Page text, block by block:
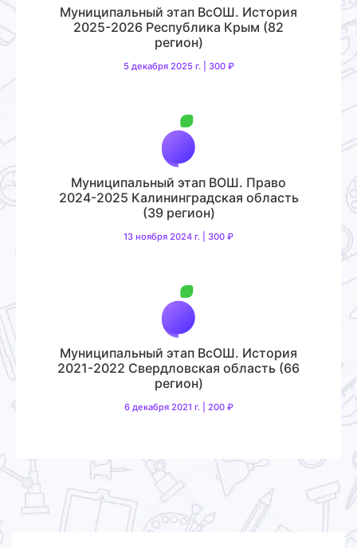
Муниципальный этап ВсОШ. История
2025-2026 Республика Крым (82
регион)
5 декабря 2025 г. | 300 ₽
Муниципальный этап ВОШ. Право
2024-2025 Калининградская область
(39 регион)
13 ноября 2024 г. | 300 ₽
Муниципальный этап ВсОШ. История
2021-2022 Свердловская область (66
регион)
6 декабря 2021 г. | 200 ₽